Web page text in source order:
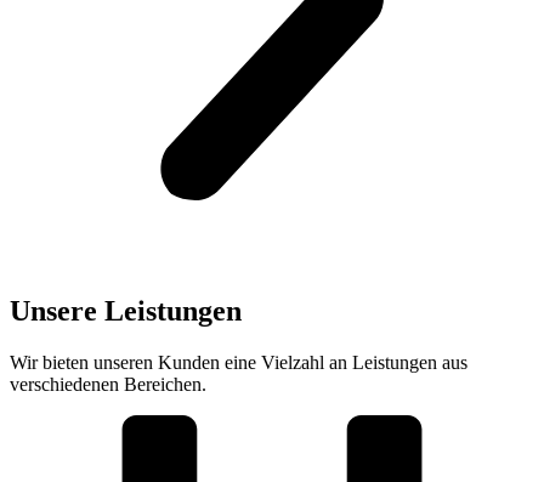
Unsere Leistungen
Wir bieten unseren Kunden eine Vielzahl an Leistungen aus
verschiedenen Bereichen.